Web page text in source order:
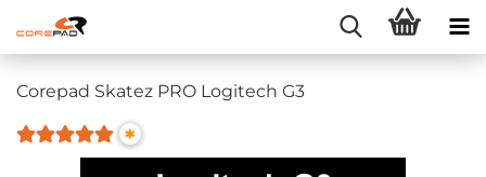
Corepad Skatez PRO Logitech G3
*